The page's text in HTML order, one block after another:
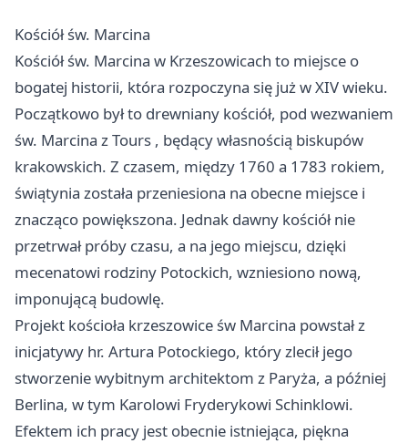
Kościół św. Marcina
Kościół św. Marcina w Krzeszowicach to miejsce o
bogatej historii, która rozpoczyna się już w XIV wieku.
Początkowo był to drewniany kościół, pod wezwaniem
św. Marcina z Tours , będący własnością biskupów
krakowskich. Z czasem, między 1760 a 1783 rokiem,
świątynia została przeniesiona na obecne miejsce i
znacząco powiększona. Jednak dawny kościół nie
przetrwał próby czasu, a na jego miejscu, dzięki
mecenatowi rodziny Potockich, wzniesiono nową,
imponującą budowlę.
Projekt kościoła krzeszowice św Marcina powstał z
inicjatywy hr. Artura Potockiego, który zlecił jego
stworzenie wybitnym architektom z Paryża, a później
Berlina, w tym Karolowi Fryderykowi Schinklowi.
Efektem ich pracy jest obecnie istniejąca, piękna